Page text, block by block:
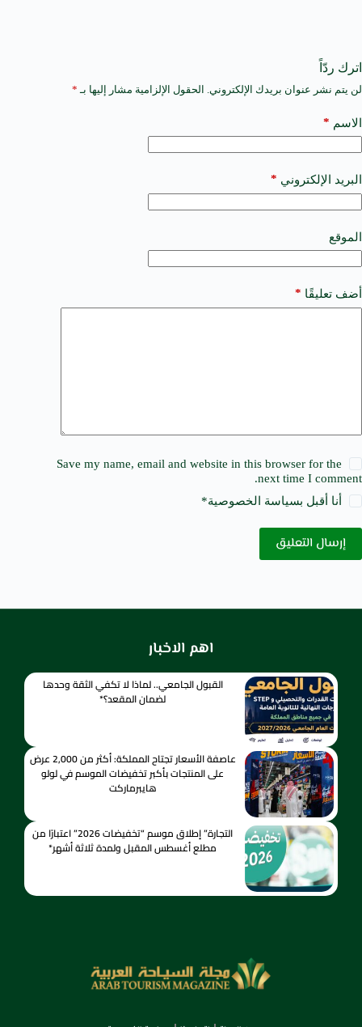
اترك ردّاً
لن يتم نشر عنوان بريدك الإلكتروني. الحقول الإلزامية مشار إليها بـ *
الاسم *
البريد الإلكتروني *
الموقع
أضف تعليقًا *
Save my name, email and website in this browser for the
next time I comment.
أنا أقبل بسياسة الخصوصية*
إرسال التعليق
A
t
e
a
t
i
e
:
اهم الاخبار
القبول الجامعي.. لماذا لا تكفي الثقة وحدها
لضمان المقعد؟*
عاصفة الأسعار تجتاح المملكة: أكثر من 2,000 عرض
على المنتجات بأكبر تخفيضات الموسم في لولو
هايبرماركت
التجارة” إطلاق موسم “تخفيضات 2026” اعتبارًا من
مطلع أغسطس المقبل ولمدة ثلاثة أشهر*